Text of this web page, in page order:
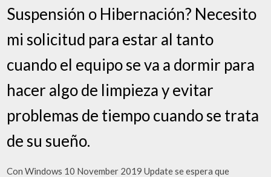
Suspensión o Hibernación? Necesito
mi solicitud para estar al tanto
cuando el equipo se va a dormir para
hacer algo de limpieza y evitar
problemas de tiempo cuando se trata
de su sueño.
Con Windows 10 November 2019 Update se espera que